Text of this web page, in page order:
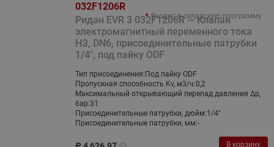
032F1206R
Ридан EVR 3 032F1206R — Клапан
электромагнитный переменного тока
НЗ, DN6, присоединительные патрубки
1/4", под пайку ODF
Тип присоединения: Под пайку ODF
Пропускная способность Kv, м3/ч:0,2
Максимальный открывающий перепад давления ∆p,
бар:31
Присоединительные патрубки, дюйм:1/4"
Присоединительные патрубки, мм:-
Входит в складскую программу
В корзину